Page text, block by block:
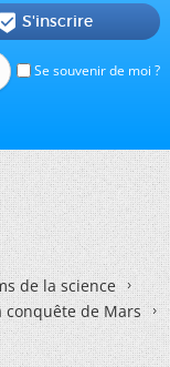
Se souvenir de moi ?
 S'inscrire
de la science
conquête de Mars